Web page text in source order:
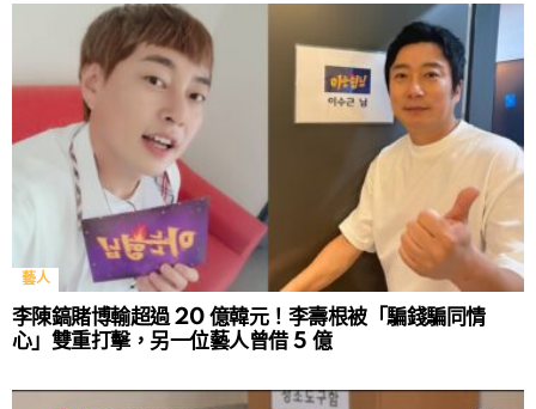
藝人
李陳鎬賭博輸超過 20 億韓元！李壽根被「騙錢騙同情
心」雙重打擊，另一位藝人曾借 5 億